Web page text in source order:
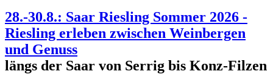
28.-30.8.: Saar Riesling Sommer 2026 -
Riesling erleben zwischen Weinbergen
und Genuss
längs der Saar von Serrig bis Konz-Filzen